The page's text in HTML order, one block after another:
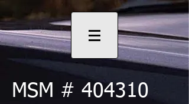
MSM # 404310